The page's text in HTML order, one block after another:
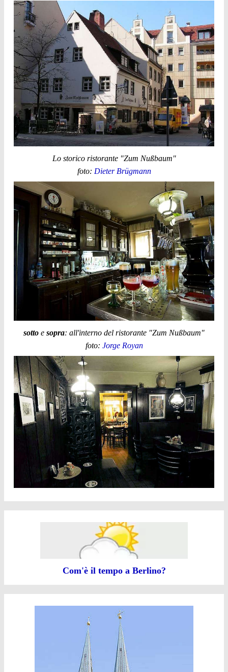
Lo storico ristorante "Zum Nußbaum"
foto: Dieter Brügmann
sotto e sopra: all'interno del ristorante "Zum Nußbaum"
foto: Jorge Royan
Com'è il tempo a Berlino?